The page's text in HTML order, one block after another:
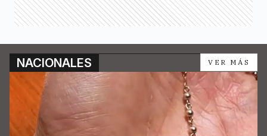
NACIONALES VER MÁS